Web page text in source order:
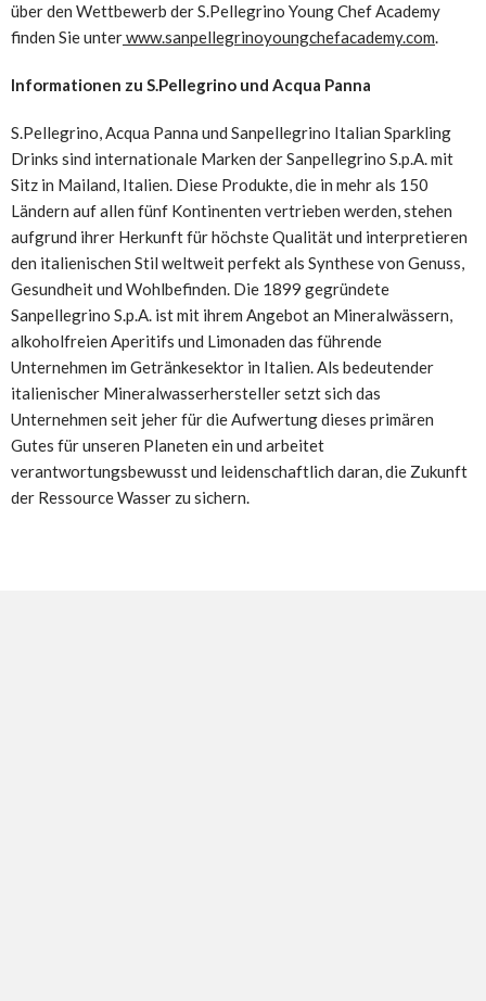
über den Wettbewerb der S.Pellegrino Young Chef Academy
finden Sie unterwww.sanpellegrinoyoungchefacademy.com.
Informationen zu S.Pellegrino und Acqua Panna
S.Pellegrino,Acqua Panna und Sanpellegrino Italian Sparkling
Drinks sind internationale Marken der Sanpellegrino S.p.A. mit
Sitz in Mailand, Italien. Diese Produkte, die in mehr als 150
Ländern auf allen fünf Kontinenten vertrieben werden, stehen
aufgrund ihrer Herkunft für höchste Qualität und interpretieren
den italienischen Stil weltweit perfekt als Synthese von Genuss,
Gesundheit und Wohlbefinden. Die 1899 gegründete
Sanpellegrino S.p.A. ist mit ihrem Angebot an Mineralwässern,
alkoholfreien Aperitifs und Limonaden das führende
Unternehmen im Getränkesektor in Italien. Als bedeutender
italienischer Mineralwasserhersteller setzt sich das
Unternehmen seit jeher für die Aufwertung dieses primären
Gutes für unseren Planeten ein und arbeitet
verantwortungsbewusst und leidenschaftlich daran, die Zukunft
der Ressource Wasser zu sichern.